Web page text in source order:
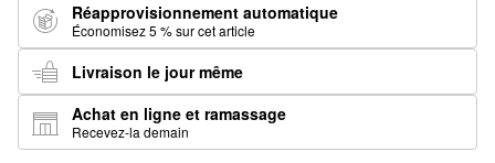
Réapprovisionnement automatique
Économisez 5 % sur cet article
Livraison le jour même
Achat en ligne et ramassage
Recevez-la demain